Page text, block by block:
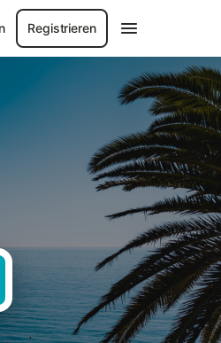
Registrieren